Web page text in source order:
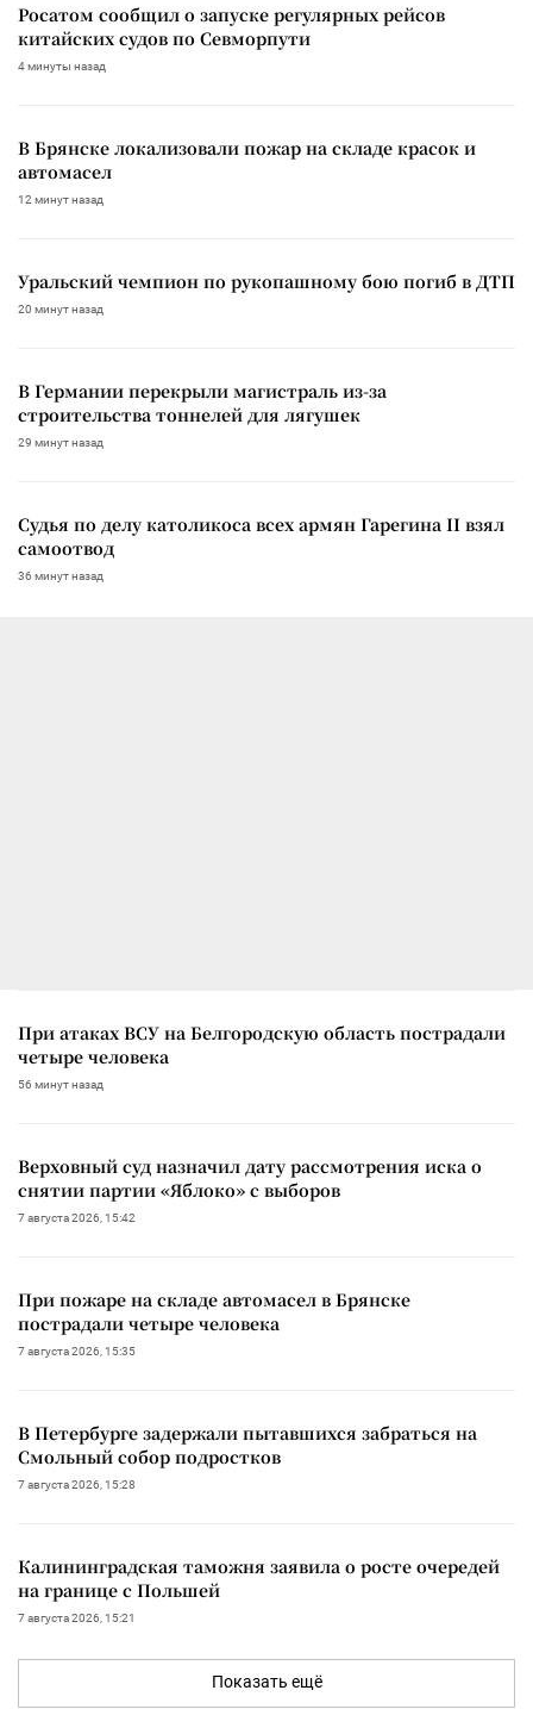
Росатом сообщил о запуске регулярных рейсов
китайских судов по Севморпути
4 минуты назад
В Брянске локализовали пожар на складе красок и
автомасел
12 минут назад
Уральский чемпион по рукопашному бою погиб в ДТП
20 минут назад
В Германии перекрыли магистраль из-за
строительства тоннелей для лягушек
29 минут назад
Судья по делу католикоса всех армян Гарегина II взял
самоотвод
36 минут назад
При атаках ВСУ на Белгородскую область пострадали
четыре человека
56 минут назад
Верховный суд назначил дату рассмотрения иска о
снятии партии «Яблоко» с выборов
7 августа 2026, 15:42
При пожаре на складе автомасел в Брянске
пострадали четыре человека
7 августа 2026, 15:35
В Петербурге задержали пытавшихся забраться на
Смольный собор подростков
7 августа 2026, 15:28
Калининградская таможня заявила о росте очередей
на границе с Польшей
7 августа 2026, 15:21
Показать ещё